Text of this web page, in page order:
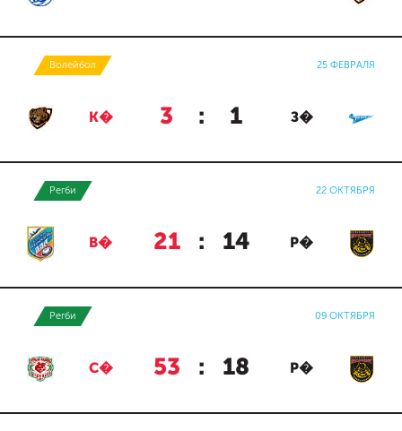
Волейбол 25 ФЕВРАЛЯ
К� 3 : 1 З�
Регби 22 ОКТЯБРЯ
В� 21 : 14 Р�
Регби 09 ОКТЯБРЯ
С� 53 : 18 Р�